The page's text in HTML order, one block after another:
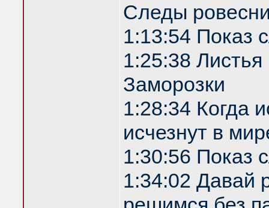
Следы
1:13:54 Показ
1:25:38
Заморозки
1:28:34 Когда
исчезнут в
1:30:56 Показ
1:34:02 Давай